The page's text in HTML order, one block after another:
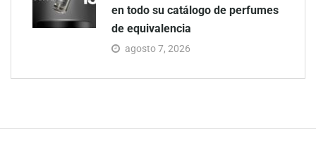
en todo su catálogo de perfumes
de equivalencia
agosto 7, 2026